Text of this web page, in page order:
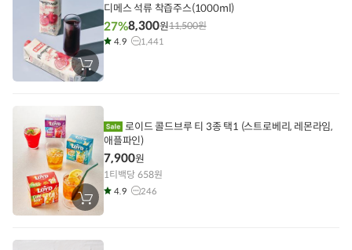
장
바
에
디메스 석류 착즙주스(1000ml)
27%8,300원11,500원
4.9 1,441
장
바
에
애플파인)
7,900원
1티백당 658원
4.9 246